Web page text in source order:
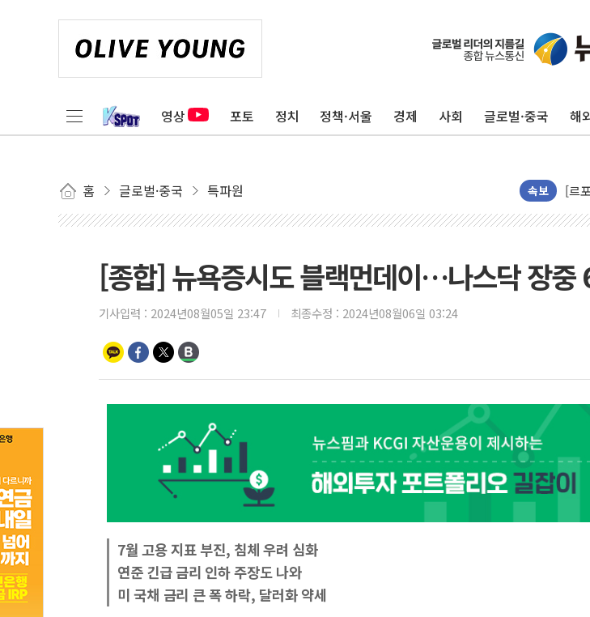
영상 포토 정치 정책·서울 경제 사회 글로벌·중국 해
홈 글로벌·중국 특파원 속보
[AI
[르
공
정
국
부
소
'달
정
정
윤
펄
[K
[
흥
[종합] 뉴욕증시도 블랙먼데이…나스닥 장중
기사입력 : 2024년08월05일 23:47 최종수정 : 2024년08월06일 03:24
7월 고용 지표 부진, 침체 우려 심화
연준 긴급 금리 인하 주장도 나와
미 국채 금리 큰 폭 하락, 달러화 약세